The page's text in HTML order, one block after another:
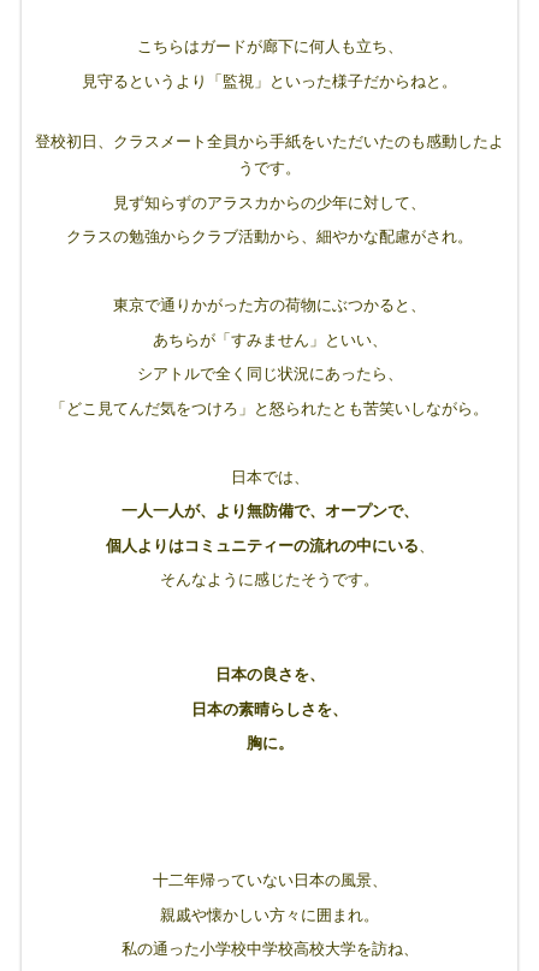
こちらはガードが廊下に何人も立ち、
見守るというより「監視」といった様子だからねと。
登校初日、クラスメート全員から手紙をいただいたのも感動したよ
うです。
見ず知らずのアラスカからの少年に対して、
クラスの勉強からクラブ活動から、細やかな配慮がされ。
東京で通りかがった方の荷物にぶつかると、
あちらが「すみません」といい、
シアトルで全く同じ状況にあったら、
「どこ見てんだ気をつけろ」と怒られたとも苦笑いしながら。
日本では、
一人一人が、より無防備で、オープンで、
個人よりはコミュニティーの流れの中にいる
そんなように感じたそうです。
日本の良さを、
日本の素晴らしさを、
胸に。
十二年帰っていない日本の風景、
親戚や懐かしい方々に囲まれ。
私の通った小学校中学校高校大学を訪ね、